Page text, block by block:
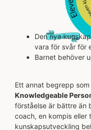
Den nya
vara för svår för
Barnet behöver
Ett annat begrepp
Knowledgeable
förståelse är bättre än
coach, en kompis eller
kunskapsutveckling